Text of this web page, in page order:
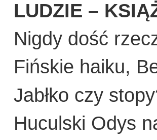
LUDZIE –
Nigdy dość
Fińskie haiku,
Jabłko czy
Huculski Odys